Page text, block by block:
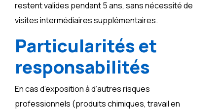
restent valides pendant 5 ans, sans nécessité de
visites intermédiaires supplémentaires.
Particularités et
responsabilités
En cas d’exposition à d’autres risques
professionnels (produits chimiques, travail en